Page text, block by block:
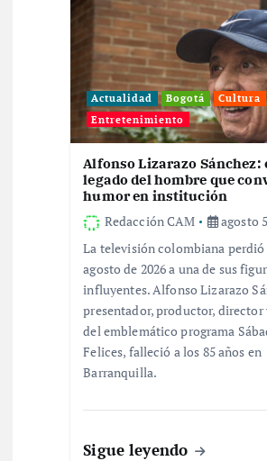
Actualidad Bogotá
Cultura
Entretenimiento
Alfonso Lizarazo Sánchez:
legado del hombre que
humor en institución
Redacción CAM
agosto
La televisión colombiana perdió
agosto de 2026 a una de sus
influyentes. Alfonso Lizarazo
presentador, productor, director
del emblemático programa
Felices, falleció a los 85 años en
Barranquilla.
Sigue leyendo